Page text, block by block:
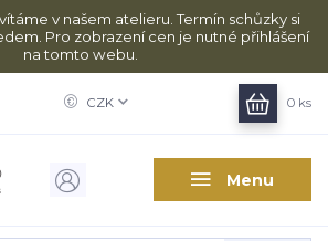
v našem atelieru. Termín schůzky si
Pro zobrazení cen je nutné přihlášení
na tomto webu.
Menu
CZK 0 ks